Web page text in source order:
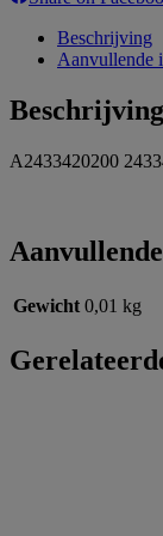
Beschrijving
Aanvullende
Beschrijving
A2433420200
Gewicht 0,01 kg